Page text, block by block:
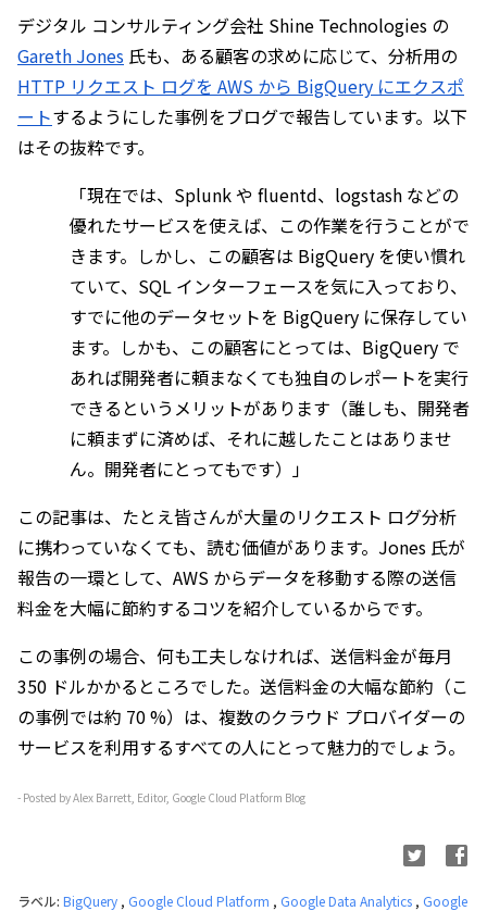
Gareth Jones
HTTP リクエスト ログを AWS から BigQuery にエクスポ
ートするようにした事例をブログで報告しています。以下
はその抜粋です。
「現在では、Splunk や fluentd、logstash などの
優れたサービスを使えば、この作業を行うことがで
きます。しかし、この顧客は BigQuery を使い慣れ
ていて、SQL インターフェースを気に入っており、
すでに他のデータセットを BigQuery に保存してい
ます。しかも、この顧客にとっては、BigQuery で
あれば開発者に頼まなくても独自のレポートを実行
できるというメリットがあります（誰しも、開発者
に頼まずに済めば、それに越したことはありませ
ん。開発者にとってもです）」
この記事は、たとえ皆さんが大量のリクエスト ログ分析
に携わっていなくても、読む価値があります。Jones 氏が
報告の一環として、AWS からデータを移動する際の送信
料金を大幅に節約するコツを紹介しているからです。
この事例の場合、何も工夫しなければ、送信料金が毎月
350 ドルかかるところでした。送信料金の大幅な節約（こ
の事例では約 70 %）は、複数のクラウド プロバイダーの
サービスを利用するすべての人にとって魅力的でしょう。
- Posted by Alex Barrett, Editor, Google Cloud Platform Blog
ラベル: BigQuery , Google Cloud Platform , Google Data Analytics , Google